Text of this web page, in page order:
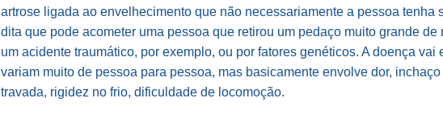
artrose ligada ao envelhecimento que não necessariamente a pessoa tenha
dita que pode acometer uma pessoa que retirou um pedaço muito grande
um acidente traumático, por exemplo, ou por fatores genéticos. A doença
variam muito de pessoa para pessoa, mas basicamente envolve dor,
travada, rigidez no frio, dificuldade de locomoção.